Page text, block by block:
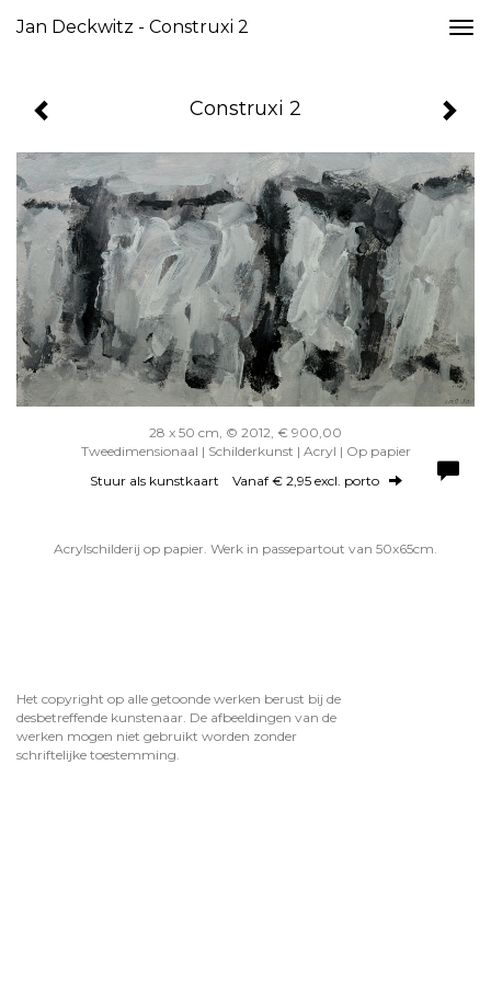
Jan Deckwitz - Construxi 2
Construxi 2
28 x 50 cm, © 2012, € 900,00
Tweedimensionaal | Schilderkunst | Acryl | Op papier
Stuur als kunstkaart Vanaf € 2,95 excl. porto
Acrylschilderij op papier. Werk in passepartout van 50x65cm.
Het copyright op alle getoonde werken berust bij de
desbetreffende kunstenaar. De afbeeldingen van de
werken mogen niet gebruikt worden zonder
schriftelijke toestemming.